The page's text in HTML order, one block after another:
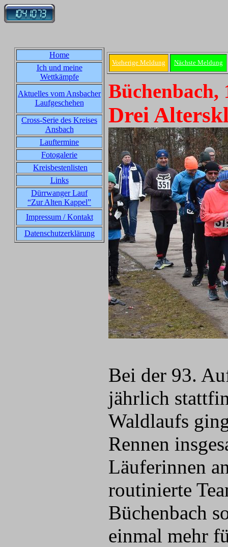
Home
Ich und meine
Wettkämpfe
Aktuelles vom Ansbacher
Laufgeschehen
Cross-Serie des Kreises
Ansbach
Lauftermine
Fotogalerie
Kreisbestenlisten
Links
Dürrwanger Lauf
“Zur Alten Kappel”
Impressum / Kontakt
Datenschutzerklärung
Vorherige Meldung Nächste Meldung
Büchenbach,
Drei
Bei der 93.
jährlich
Waldlaufs
Rennen
Läuferinnen
routinierte
Büchenbach
einmal mehr